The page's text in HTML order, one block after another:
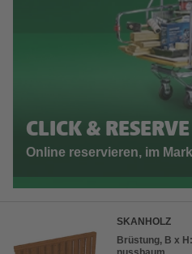
CLICK & RESERVE
Online reservieren, im
SKANHOLZ
Brüstung, B x